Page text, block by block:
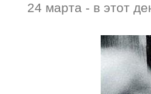
24 марта - в этот